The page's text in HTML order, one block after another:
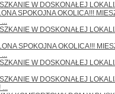
W DOSKONAŁEJ
SPOKOJNA OKOLICA!!!
...
W DOSKONAŁEJ
SPOKOJNA OKOLICA!!!
...
W DOSKONAŁEJ
W DOSKONAŁEJ
...